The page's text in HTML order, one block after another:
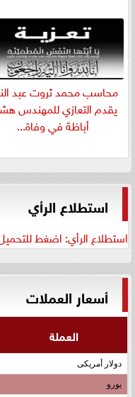
​محاسب محمد ثروت عبد
يقدم التعازي للمهندس
أباظة في وفاة...
استطلاع الرأي
استطلاع الرأي: اضغط
أسعار العملات
العملة
دولار أمريكى
يورو